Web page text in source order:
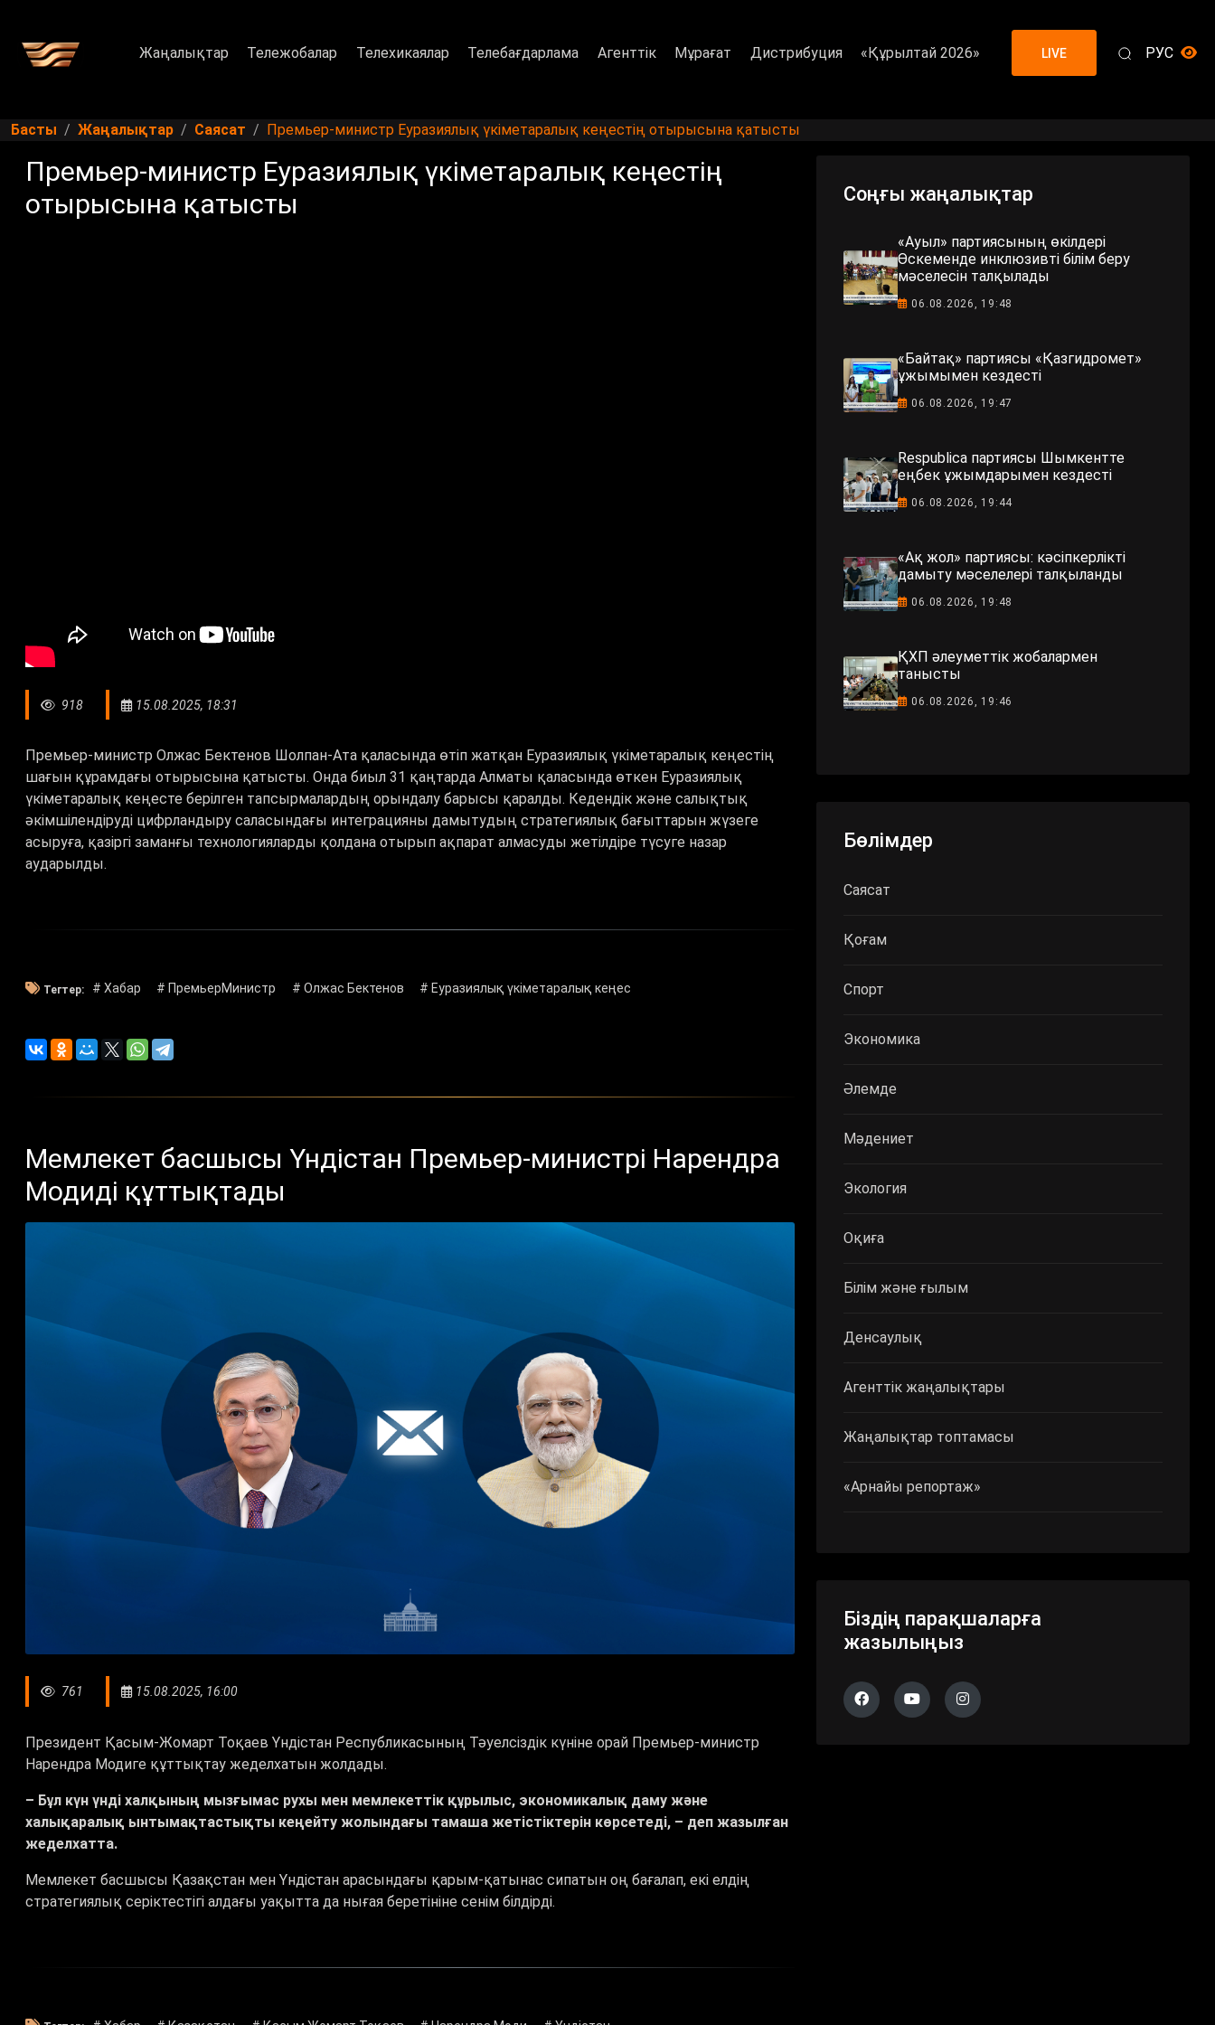
Жаңалықтар Тележобалар Телехикаялар Телебағдарлама Агенттік Мұрағат Дистрибуция «Құрылтай 2026» LIVE РУС
Басты Жаңалықтар Саясат Премьер-министр Еуразиялық үкіметаралық кеңестің отырысына қатысты
Премьер-министр Еуразиялық үкіметаралық кеңестің
отырысына қатысты
918 15.08.2025, 18:31
Премьер-министр Олжас Бектенов Шолпан-Ата қаласында өтіп жатқан Еуразиялық үкіметаралық кеңестің
шағын құрамдағы отырысына қатысты. Онда биыл 31 қаңтарда Алматы қаласында өткен Еуразиялық
үкіметаралық кеңесте берілген тапсырмалардың орындалу барысы қаралды. Кедендік және салықтық
әкімшілендіруді цифрландыру саласындағы интеграцияны дамытудың стратегиялық бағыттарын жүзеге
асыруға, қазіргі заманғы технологияларды қолдана отырып ақпарат алмасуды жетілдіре түсуге назар
аударылды.
Тегтер: # Хабар # ПремьерМинистр # Олжас Бектенов # Еуразиялық үкіметаралық кеңес
Мемлекет басшысы Үндістан Премьер-министрі Нарендра
Модиді құттықтады
761 15.08.2025, 16:00
Президент Қасым-Жомарт Тоқаев Үндістан Республикасының Тәуелсіздік күніне орай Премьер-министр
Нарендра Модиге құттықтау жеделхатын жолдады.
– Бұл күн үнді халқының мызғымас рухы мен мемлекеттік құрылыс, экономикалық даму және
халықаралық ынтымақтастықты кеңейту жолындағы тамаша жетістіктерін көрсетеді, – деп жазылған
жеделхатта.
Мемлекет басшысы Қазақстан мен Үндістан арасындағы қарым-қатынас сипатын оң бағалап, екі елдің
стратегиялық серіктестігі алдағы уақытта да нығая беретініне сенім білдірді.
Соңғы жаңалықтар
«Ауыл» партиясының өкілдері
Өскеменде инклюзивті білім беру
мәселесін талқылады
06.08.2026, 19:48
«Байтақ» партиясы «Қазгидромет»
ұжымымен кездесті
06.08.2026, 19:47
Respublica партиясы Шымкентте
еңбек ұжымдарымен кездесті
06.08.2026, 19:44
«Ақ жол» партиясы: кәсіпкерлікті
дамыту мәселелері талқыланды
06.08.2026, 19:48
ҚХП әлеуметтік жобалармен
танысты
06.08.2026, 19:46
Бөлімдер
Саясат
Қоғам
Спорт
Экономика
Әлемде
Мәдениет
Экология
Оқиға
Білім және ғылым
Денсаулық
Агенттік жаңалықтары
Жаңалықтар топтамасы
«Арнайы репортаж»
Біздің парақшаларға
жазылыңыз